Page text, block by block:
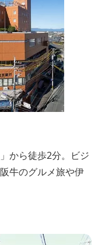
から徒歩2分。ビジ
牛のグルメ旅や伊